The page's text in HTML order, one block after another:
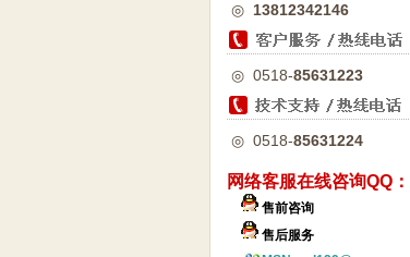
◎ 13812342146
◎ 0518-85631223
◎ 0518-85631224
网络客服在线咨询QQ：
售前咨询
售后服务